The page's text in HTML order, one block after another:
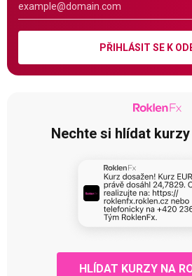
PŘIHLÁSIT SE K
Nechte si hlídat
HLÍDAT KURZY NA